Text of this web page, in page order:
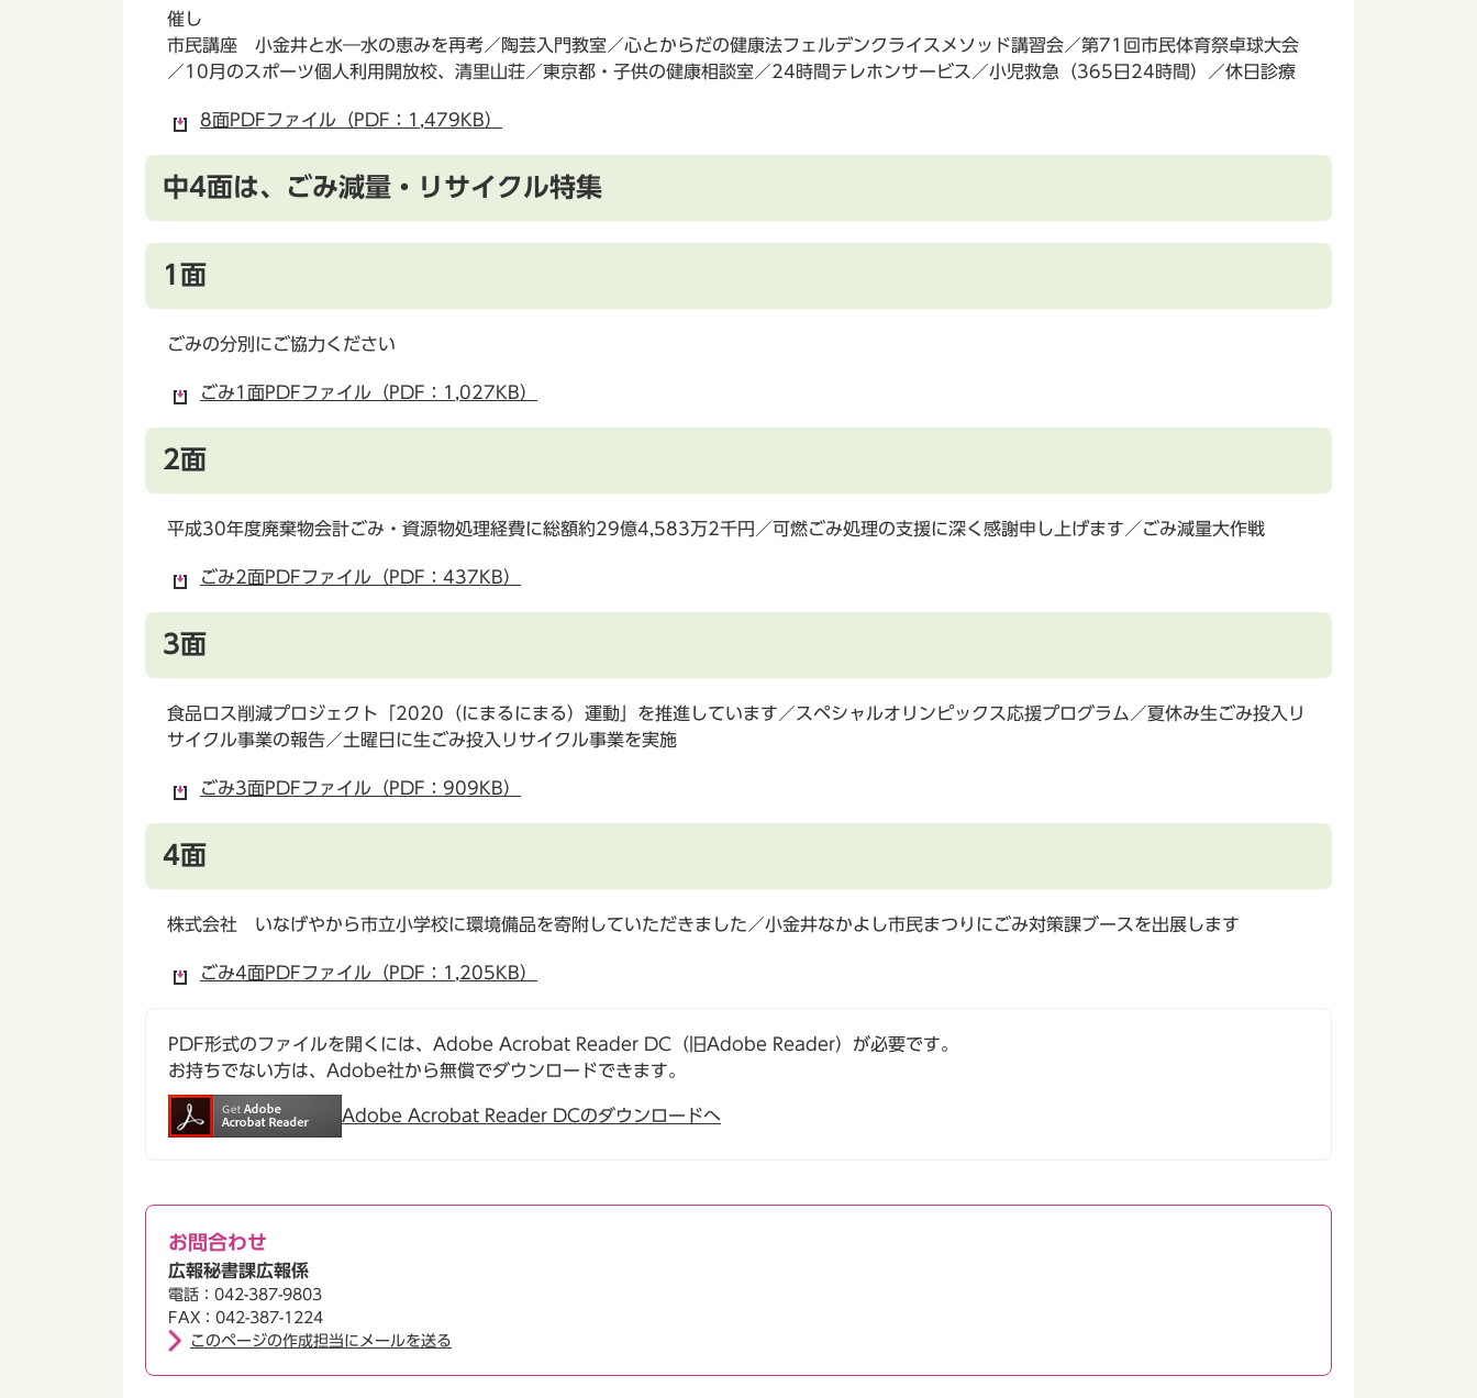
催し
市民講座 小金井と水―水の恵みを再考／陶芸入門教室／心とからだの健康法フェルデンクライスメソッド講習会／第71回市民体育祭卓球大会
／10月のスポーツ個人利用開放校、清里山荘／東京都・子供の健康相談室／24時間テレホンサービス／小児救急（365日24時間）／休日診療
8面PDFファイル（PDF：1,479KB）
中4面は、ごみ減量・リサイクル特集
1面
ごみの分別にご協力ください
ごみ1面PDFファイル（PDF：1,027KB）
2面
平成30年度廃棄物会計ごみ・資源物処理経費に総額約29億4,583万2千円／可燃ごみ処理の支援に深く感謝申し上げます／ごみ減量大作戦
ごみ2面PDFファイル（PDF：437KB）
3面
食品ロス削減プロジェクト「2020（にまるにまる）運動」を推進しています／スペシャルオリンピックス応援プログラム／夏休み生ごみ投入リ
サイクル事業の報告／土曜日に生ごみ投入リサイクル事業を実施
ごみ3面PDFファイル（PDF：909KB）
4面
株式会社 いなげやから市立小学校に環境備品を寄附していただきました／小金井なかよし市民まつりにごみ対策課ブースを出展します
ごみ4面PDFファイル（PDF：1,205KB）
PDF形式のファイルを開くには、Adobe Acrobat Reader DC（旧Adobe Reader）が必要です。
お持ちでない方は、Adobe社から無償でダウンロードできます。
Adobe Acrobat Reader DCのダウンロードへ
お問合わせ
広報秘書課広報係
電話：042-387-9803
FAX：042-387-1224
このページの作成担当にメールを送る